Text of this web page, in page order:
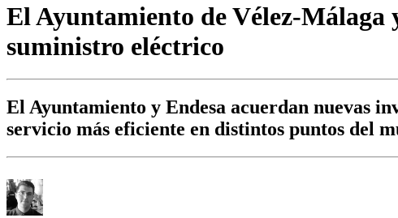
El Ayuntamiento de Vélez-Málaga
suministro eléctrico
El Ayuntamiento y Endesa acuerdan nuevas
servicio más eficiente en distintos puntos del